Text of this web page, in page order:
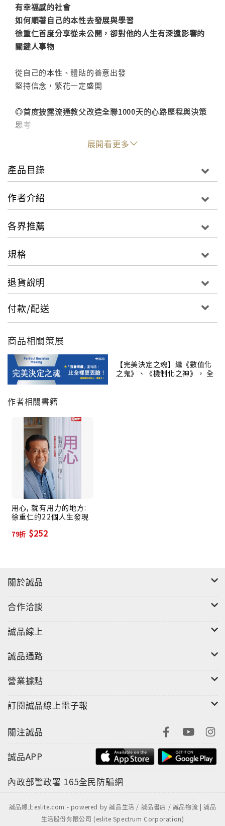
有幸福感的社會
如何順著自己的本性去發展與學習
徐重仁首度分享從未公開，卻對他的人生有深遠影響的
關鍵人事物
從自己的本性、體貼的善意出發
堅持信念，繁花一定盛開
◎首度披露流通教父改造全聯1000天的心路歷程與決策
思考
「這本書是我心裏的話，我真誠地想和大家分享。 一些
往事放在心裡，我從來沒對人說過； 有些情感、有些道
理，不會隨時間抹滅。」
台灣的購物環境與生態
峰走下，再行攻頂。外界驚呼、臆測，他始終低調，微
笑以對，清楚自己要走的路。
全書長達一年貼身採訪，徐重仁首度披露改造全聯1000
天的心路歷程、決策背後的思考與邏輯，以及他在人生
起伏時刻的心情感悟，娓娓道來，是他歷年來最動人、
最深刻的真情分享。
◎經營與人生都不難，難的是有沒有一顆正向、體貼的
心，以及如何在抉擇時堅定自己
他說，「經營」很多時候要回到自己身上，不能只有數
字。數字是一個「果」，你的「因」種得好，最後就會
有善良的「果」。
打開《真心看自己，有念則花開》，就像進入徐重仁的
人生私塾。這不只是本商業的書，更是本哲學的書。走
進流通教父的內心世界，再和自己不同的生命階段做對
照，每個人都可以在裡頭找到不一樣的觸動與感動。
工作總有轉折，人生難免碰到叉路，你只能挑你最在乎
的。讓我們重看自己，靜定前進。
展開看更多
產品目錄
作者介紹
各界推薦
規格
退貨說明
付款/配送
商品相關策展
【完美決定之魂】繼《數值化
之鬼》、《機制化之神》， 全
作者相關書籍
用心, 就有用力的地方:
徐重仁的22個人生發現
79折 $252
關於誠品
合作洽談
誠品線上
誠品通路
營業據點
訂閱誠品線上電子報
關注誠品
誠品APP
內政部警政署 165全民防騙網
誠品線上eslite.com - powered by 誠品生活 / 誠品書店 / 誠品物流 | 誠品
生活股份有限公司 (eslite Spectrum Corporation)